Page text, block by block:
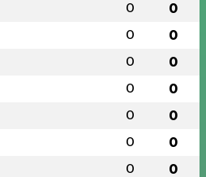
0 0
0 0
0 0
0 0
0 0
0 0
0 0